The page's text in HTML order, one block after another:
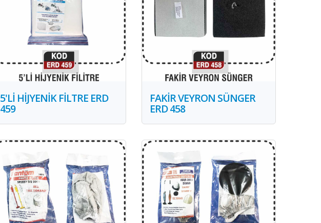
5'Lİ HİJYENİK FİLTRE ERD
459
FAKİR VEYRON SÜNGER
ERD 458